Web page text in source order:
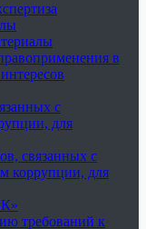
в
с
для
связанных с
коррупции, для
требований к